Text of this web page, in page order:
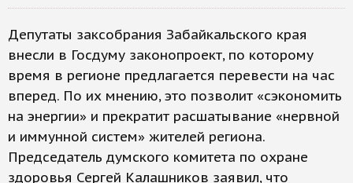
Депутаты заксобрания Забайкальского края
внесли в Госдуму законопроект, по которому
время в регионе предлагается перевести на час
вперед. По их мнению, это позволит «сэкономить
на энергии» и прекратит расшатывание «нервной
и иммунной систем» жителей региона.
Председатель думского комитета по охране
здоровья Сергей Калашников заявил, что